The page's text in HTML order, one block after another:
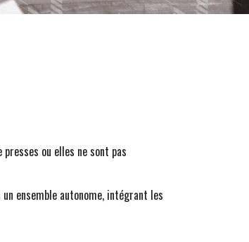
ou elles ne sont pas
ensemble autonome, intégrant les